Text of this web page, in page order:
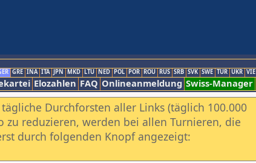
GRE INA ITA JPN MKD LTU NED POL POR ROU RUS SRB SVK SWE TUR UKR VIE
Elozahlen FAQ Onlineanmeldung Swiss-Manager
Durchforsten aller Links (täglich 100.000
zu reduzieren, werden bei allen Turnieren, die
durch folgenden Knopf angezeigt: